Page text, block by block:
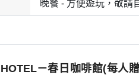
晚餐 - 方便遊玩，敬請
HOTEL－春⽇咖啡館(每⼈